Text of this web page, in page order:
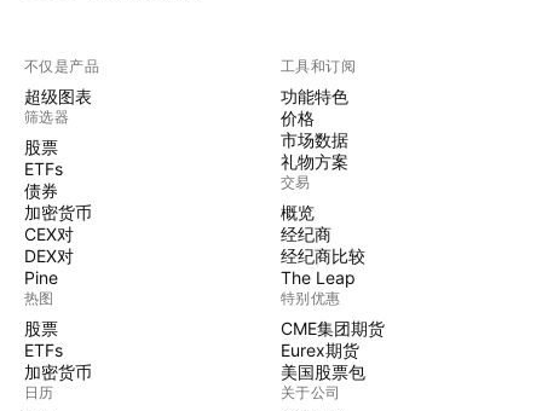
不仅是产品
超级图表
筛选器
股票
ETFs
债券
加密货币
CEX对
DEX对
Pine
热图
股票
ETFs
加密货币
日历
工具和订阅
功能特色
价格
市场数据
礼物方案
交易
概览
经纪商
经纪商比较
The Leap
特别优惠
CME集团期货
Eurex期货
美国股票包
关于公司